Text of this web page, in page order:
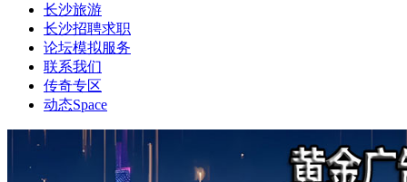
长沙旅游
长沙招聘求职
论坛模拟服务
联系我们
传奇专区
动态Space